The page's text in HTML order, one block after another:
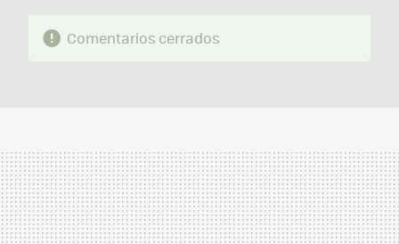
Comentarios cerrados